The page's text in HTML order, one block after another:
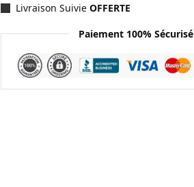
Livraison SuivieOFFERTE
Paiement 100% Sécurisé